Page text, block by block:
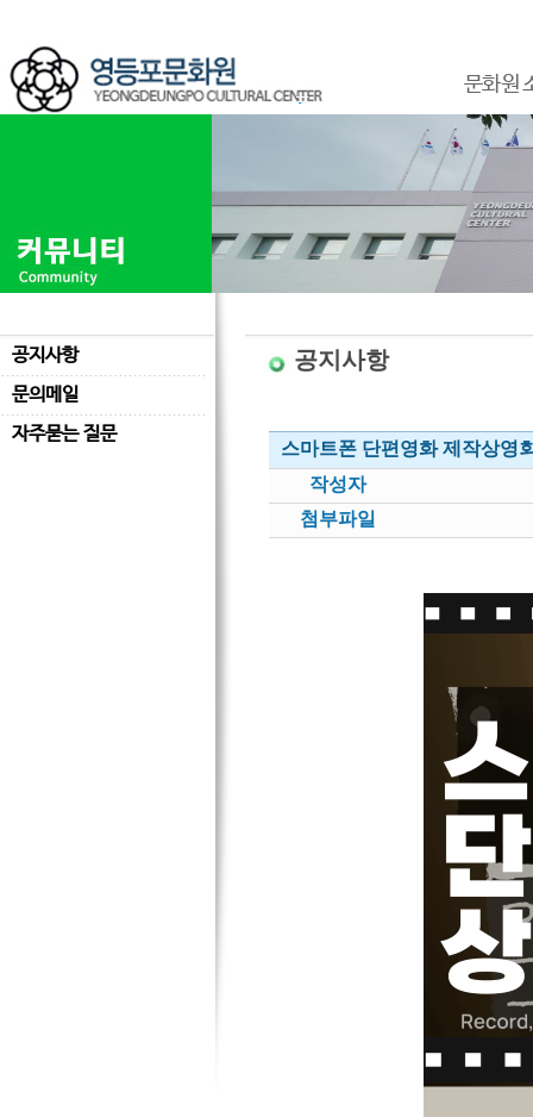
문화원
공지사항
문의메일
자주묻는 질문
공지사항
스마트폰 단편영화 제작상영
작성자
첨부파일